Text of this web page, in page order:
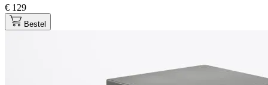
€ 129
Bestel